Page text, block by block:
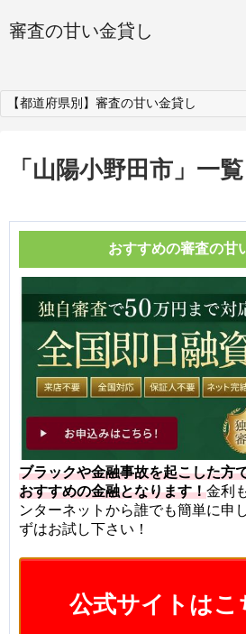
審査の甘い金貸し
【都道府県別】審査の甘い金貸し
「 山陽小野田市 」 一覧
おすすめの審査の甘
ブラックや金融事故を起こした方
おすすめの金融となります！金利
ンターネットから誰でも簡単に申
ずはお試し下さい！
公式サイトはこ